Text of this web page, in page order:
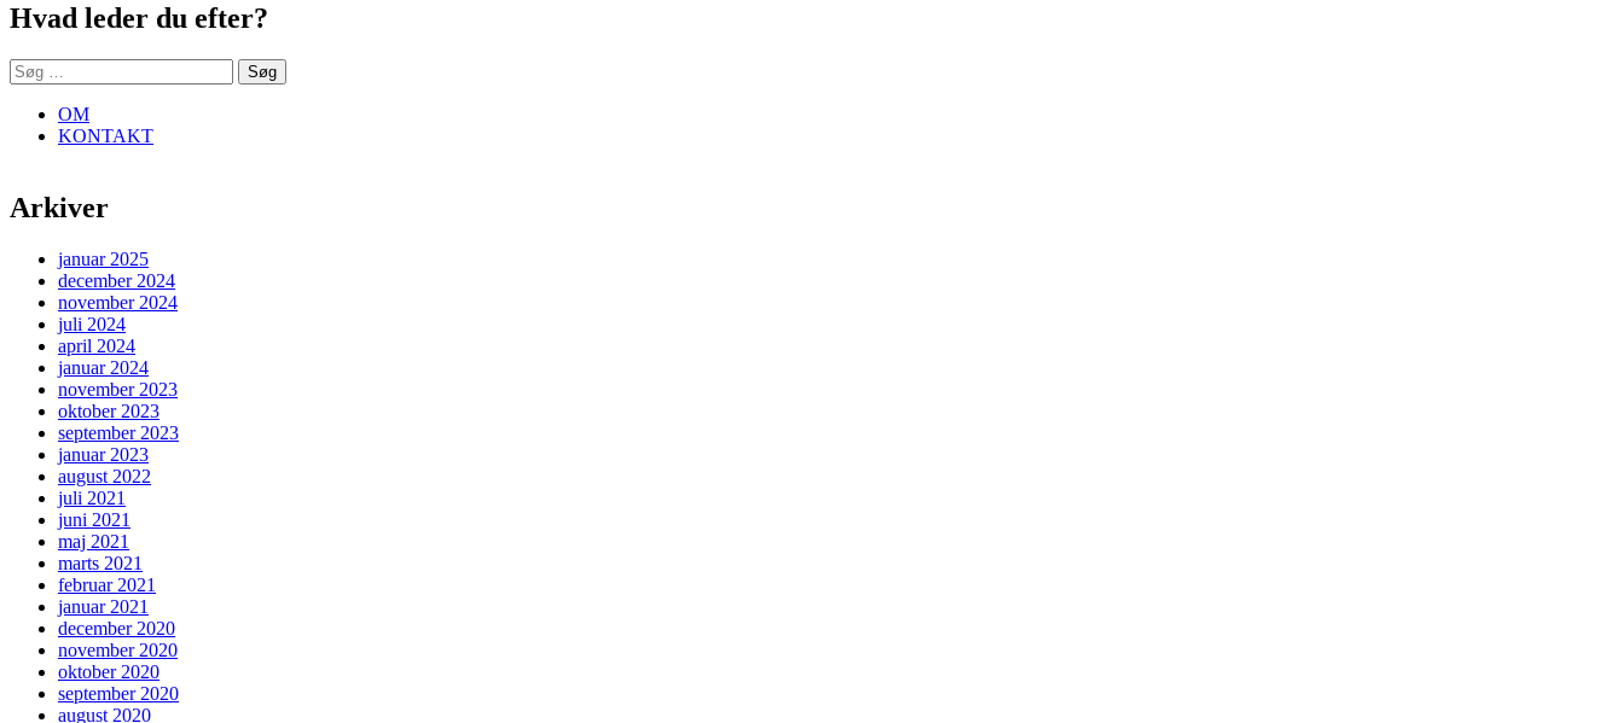
Hvad leder du efter?
Søg
efter:
OM
KONTAKT
Arkiver
januar 2025
december 2024
november 2024
juli 2024
april 2024
januar 2024
november 2023
oktober 2023
september 2023
januar 2023
august 2022
juli 2021
juni 2021
maj 2021
marts 2021
februar 2021
januar 2021
december 2020
november 2020
oktober 2020
september 2020
august 2020